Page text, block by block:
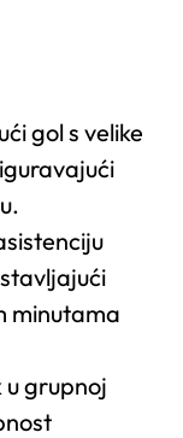
gol s velike
minutama
grupnoj